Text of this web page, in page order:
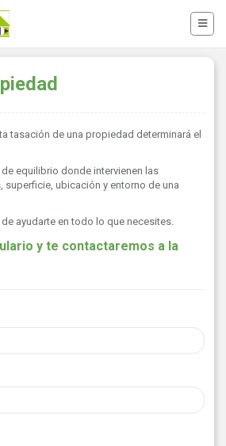
tasación de una propiedad determinará el
equilibrio donde intervienen las
superficie, ubicación y entorno de una
ayudarte en todo lo que necesites.
y te contactaremos a la